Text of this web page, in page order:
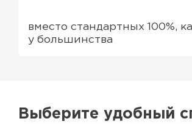
вместо стандартных 100%,
у большинства
Выберите удобный